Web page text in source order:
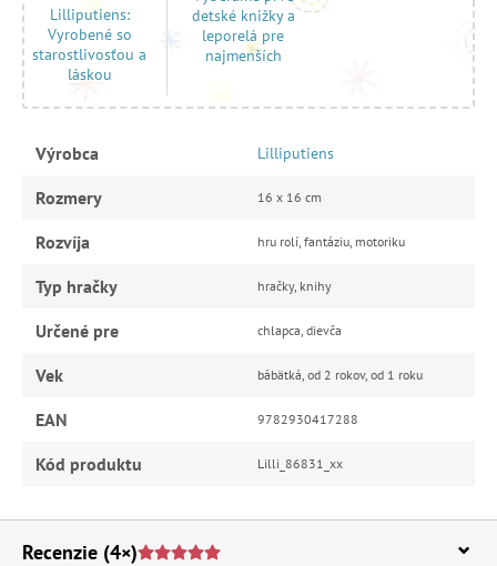
Lilliputiens:
Vyrobené so
starostlivosťou a
láskou
detské knižky a
leporelá pre
najmenších
Výrobca Lilliputiens
Rozmery 16 x 16 cm
Rozvíja hru rolí, fantáziu, motoriku
Typ hračky hračky, knihy
Určené pre chlapca, dievča
Vek bábätká, od 2 rokov, od 1 roku
EAN 9782930417288
Kód produktu Lilli_86831_xx
Recenzie (4×)